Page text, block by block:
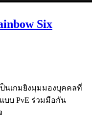
Six
เป็นเกมยิงมุมมองบุคคลที่
บบ PvE ร่วมมือกัน